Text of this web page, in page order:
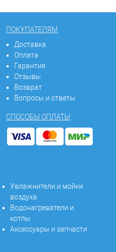
ПОКУПАТЕЛЯМ
Доставка
Оплата
Гарантия
Отзывы
Возврат
Вопросы и ответы
СПОСОБЫ ОПЛАТЫ
Увлажнители и мойки
воздуха
Водонагреватели и
котлы
Аксессуары и запчасти